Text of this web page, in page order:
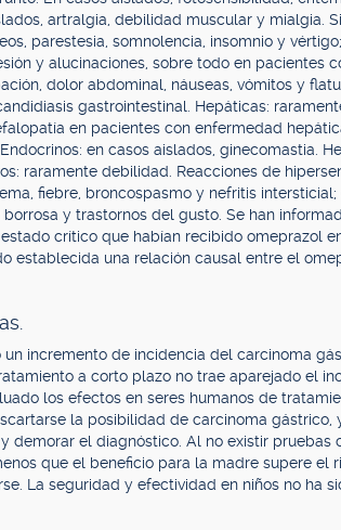
artralgia, debilidad muscular y mialgia.
parestesia, somnolencia, insomnio y
y alucinaciones, sobre todo en pacientes
dolor abdominal, náuseas, vómitos y
gastrointestinal. Hepáticas:
en pacientes con enfermedad
en casos aislados, ginecomastia.
raramente debilidad. Reacciones de
fiebre, broncospasmo y nefritis
y trastornos del gusto. Se han
crítico que habían recibido omeprazol
establecida una relación causal entre el
incremento de incidencia del carcinoma
a corto plazo no trae aparejado el
los efectos en seres humanos de
la posibilidad de carcinoma gástrico,
demorar el diagnóstico. Al no existir pruebas
que el beneficio para la madre supere el
La seguridad y efectividad en niños no ha